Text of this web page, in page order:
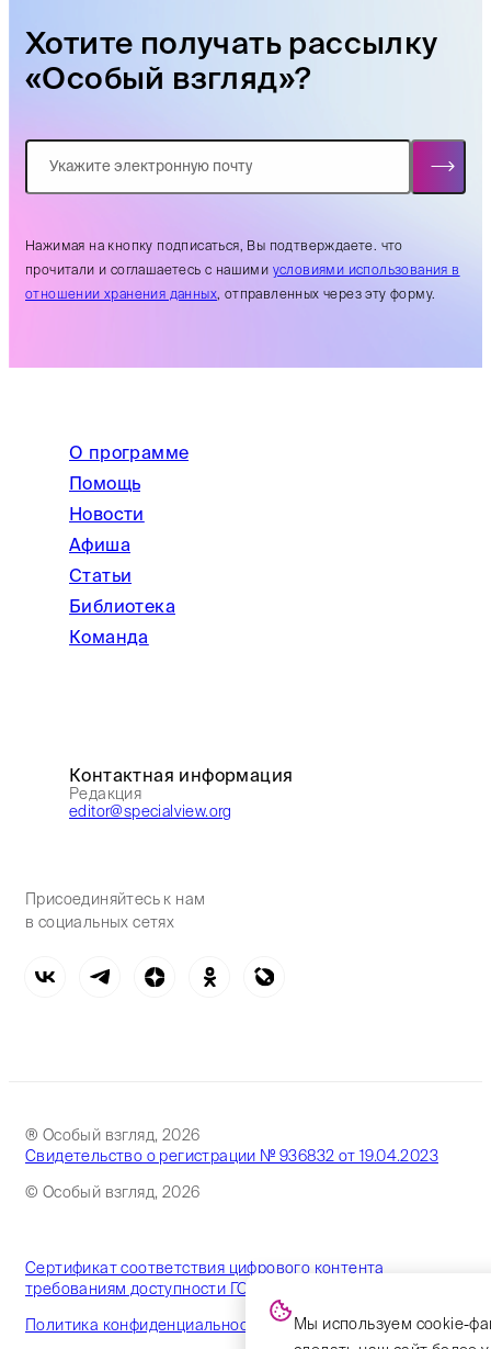
Хотите получать рассылку
«Особый взгляд»?
Нажимая на кнопку подписаться, Вы подтверждаете. что
прочитали и соглашаетесь с нашими условиями использования в
отношении хранения данных, отправленных через эту форму.
О программе
Помощь
Новости
Афиша
Статьи
Библиотека
Команда
Контактная информация
Редакция
editor@specialview.org
Присоединяйтесь к нам
в социальных сетях
® Особый взгляд, 2026
Свидетельство о регистрации № 936832 от 19.04.2023
© Особый взгляд, 2026
Сертификат соответствия цифрового контента
требованиям доступности ГОСТ
Политика конфиденциальности
Мы используем cookie-